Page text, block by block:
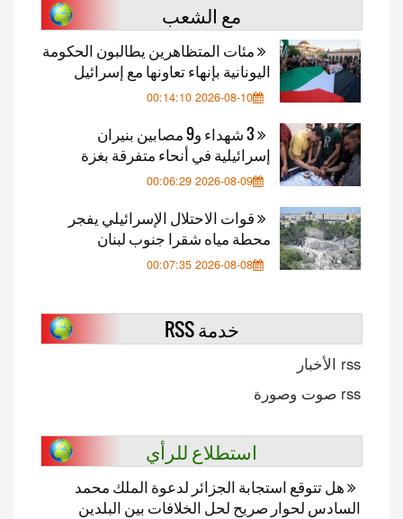
مع الشعب
مئات المتظاهرين يطالبون الحكومة
اليونانية بإنهاء تعاونها مع إسرائيل
2026-08-10 00:14:10
3 شهداء و9 مصابين بنيران
إسرائيلية في أنحاء متفرقة بغزة
2026-08-09 00:06:29
قوات الاحتلال الإسرائيلي يفجر
محطة مياه شقرا جنوب لبنان
2026-08-08 00:07:35
خدمة RSS
rss الأخبار
rss صوت وصورة
استطلاع للرأي
هل تتوقع استجابة الجزائر لدعوة الملك محمد
السادس لحوار صريح لحل الخلافات بين البلدين